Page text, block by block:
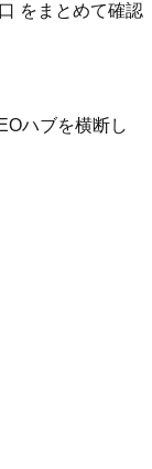
をまとめて確認
ハブを横断し